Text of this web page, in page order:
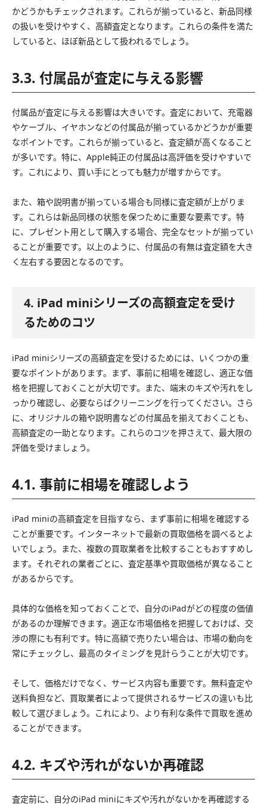
かどうかもチェックされます。これらが揃っていると、新品同様
の扱いを受けやすく、高額査定となります。これらの条件を満た
していると、ほぼ新品として扱われるでしょう。
3.3. 付属品が査定に与える影響
付属品が査定に与える影響は大きいです。査定において、充電器
やケーブル、イヤホンなどの付属品が揃っているかどうかが重要
なポイントです。これらが揃っていると、査定額が高くなること
が多いです。特に、Apple純正の付属品は高評価を受けやすいで
す。これにより、買い手にとっても魅力が増すからです。
また、箱や説明書が揃っている場合も同様に査定額が上がりま
す。これらは新品同様の状態を保つために重要な要素です。特
に、プレゼント用として購入する場合、完全なセットが揃ってい
ることが重要です。以上のように、付属品の有無は査定額を大き
く左右する要因となるのです。
4. iPad miniシリーズの高額査定を受け
るためのコツ
iPad miniシリーズの高額査定を受けるためには、いくつかの重
要なポイントがあります。まず、事前に相場を確認し、適正な価
格を把握しておくことが大切です。また、端末のキズや汚れをし
っかり確認し、必要ならばクリーニングを行ってください。さら
に、オリジナルの箱や説明書などの付属品を揃えておくことも、
高額査定の一助となります。これらのコツを押さえて、最大限の
評価を受けましょう。
4.1. 事前に相場を確認しよう
iPad miniの高額査定を目指すなら、まず事前に相場を確認する
ことが重要です。インターネットで最新の買取価格を調べるとよ
いでしょう。また、複数の買取業者を比較することもおすすめし
ます。それぞれの業者ごとに、査定基準や買取価格が異なること
があるからです。
具体的な価格を知っておくことで、自分のiPadがどの程度の価値
があるのか理解できます。適正な市場価格を把握しておけば、交
渉の際にも有利です。特に高額で売りたい場合は、市場の動向を
常にチェックし、最高のタイミングを見計らうことが大切です。
そして、価格だけでなく、サービス内容も重要です。無料査定や
送料負担など、買取業者によって提供されるサービスの違いも比
較して選びましょう。これにより、より有利な条件で買取を進め
ることができます。
4.2. キズや汚れがないか再確認
査定前に、自分のiPad miniにキズや汚れがないかを再確認する